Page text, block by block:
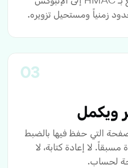
زمنياً ومستحيل تزويره.
ويكمل
التي حفظ فيها بالضبط
لا إعادة كتابة، لا
لحساب.